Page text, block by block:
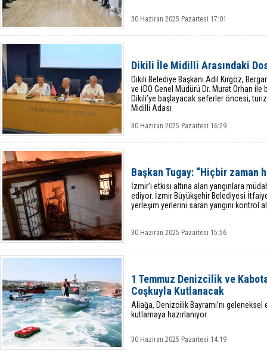
30 Haziran 2025 Pazartesi 17:01
Dikili İle Midilli Arasındaki
Dikili Belediye Başkanı Adil Kırgöz,
ve İDO Genel Müdürü Dr. Murat Orhan
Dikili’ye başlayacak seferler öncesi,
Midilli Adası
30 Haziran 2025 Pazartesi 16:29
Başkan Tugay: “Hiçbir zaman
İzmir’i etkisi altına alan yangınlara
ediyor. İzmir Büyükşehir Belediyesi
yerleşim yerlerini saran yangını kontrol
30 Haziran 2025 Pazartesi 15:56
1 Temmuz Denizcilik ve
Coşkuyla Kutlanacak
Aliağa, Denizcilik Bayramı’nı
kutlamaya hazırlanıyor.
30 Haziran 2025 Pazartesi 14:19